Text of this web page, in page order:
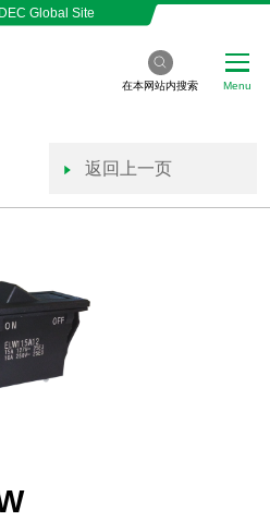
Global Site
在本网站内搜索 Menu
返回上一页